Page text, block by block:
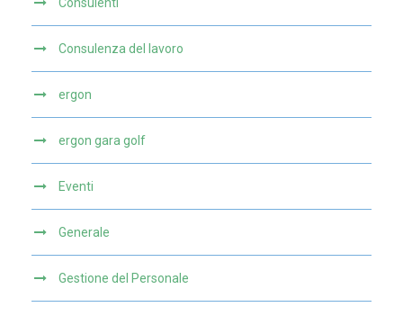
Consulenti
Consulenza del lavoro
ergon
ergon gara golf
Eventi
Generale
Gestione del Personale